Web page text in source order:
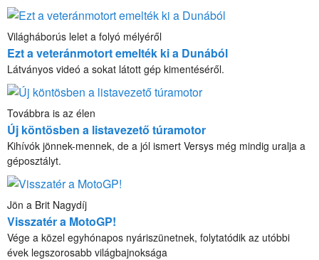
Világháborús lelet a folyó mélyéről
Ezt a veteránmotort emelték ki a Dunából
Látványos videó a sokat látott gép kimentéséről.
Továbbra is az élen
Új köntösben a listavezető túramotor
Kihívók jönnek-mennek, de a jól ismert Versys még mindig uralja a
géposztályt.
Jön a Brit Nagydíj
Visszatér a MotoGP!
Vége a közel egyhónapos nyáriszünetnek, folytatódik az utóbbi
évek legszorosabb világbajnoksága